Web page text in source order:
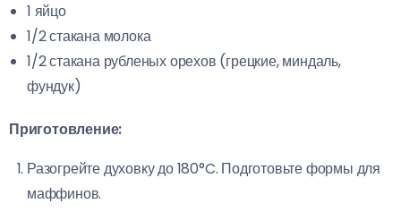
1 яйцо
1/2 стакана молока
1/2 стакана рубленых орехов (грецкие, миндаль,
фундук)
Приготовление:
Разогрейте духовку до 180°C. Подготовьте формы для
маффинов.